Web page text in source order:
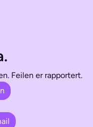
Feilen er rapportert.